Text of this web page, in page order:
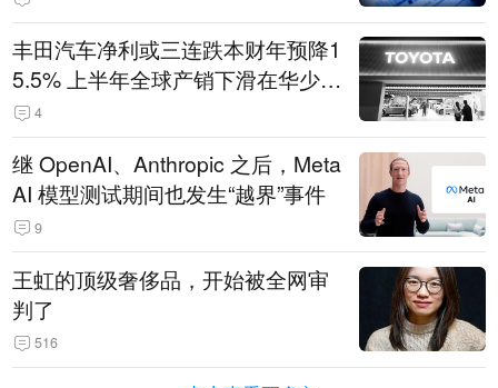
丰田汽车净利或三连跌本财年预降1
5.5% 上半年全球产销下滑在华少卖
14.3万辆
4
继 OpenAI、Anthropic 之后，Meta
AI 模型测试期间也发生“越界”事件
9
王虹的顶级奢侈品，开始被全网审
判了
516